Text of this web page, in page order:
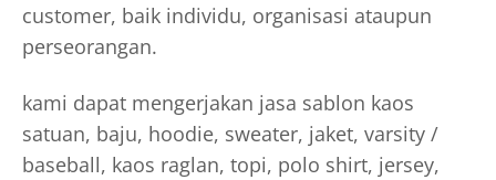
customer, baik individu, organisasi ataupun
perseorangan.
kami dapat mengerjakan jasa sablon kaos
satuan, baju, hoodie, sweater, jaket, varsity /
baseball, kaos raglan, topi, polo shirt, jersey,